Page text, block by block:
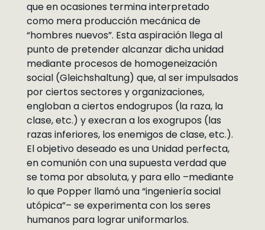
que en ocasiones termina interpretado
como mera producción mecánica de
“hombres nuevos”. Esta aspiración llega al
punto de pretender alcanzar dicha unidad
mediante procesos de homogeneización
social (Gleichshaltung) que, al ser impulsados
por ciertos sectores y organizaciones,
engloban a ciertos endogrupos (la raza, la
clase, etc.) y execran a los exogrupos (las
razas inferiores, los enemigos de clase, etc.).
El objetivo deseado es una Unidad perfecta,
en comunión con una supuesta verdad que
se toma por absoluta, y para ello –mediante
lo que Popper llamó una “ingeniería social
utópica”– se experimenta con los seres
humanos para lograr uniformarlos.